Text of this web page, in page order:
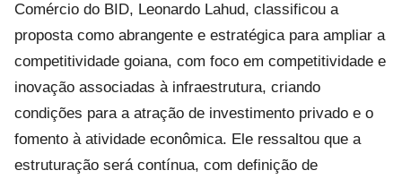
Comércio do BID, Leonardo Lahud, classificou a
proposta como abrangente e estratégica para ampliar a
competitividade goiana, com foco em competitividade e
inovação associadas à infraestrutura, criando
condições para a atração de investimento privado e o
fomento à atividade econômica. Ele ressaltou que a
estruturação será contínua, com definição de